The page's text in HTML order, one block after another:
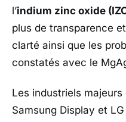
l’indium zinc oxide
plus de transparence
clarté ainsi que les
constatés avec le
Les industriels
Samsung Display et